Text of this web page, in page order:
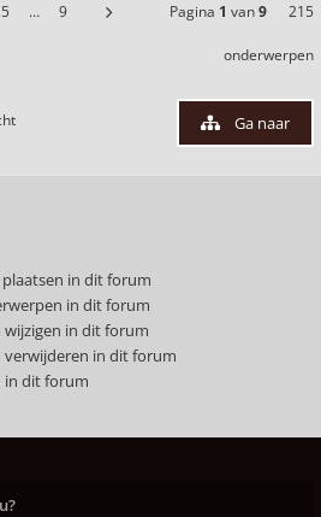
5 … 9 Pagina 1 van9 215
onderwerpen
Ga naar
in dit forum
in dit forum
wijzigen in dit forum
verwijderen in dit forum
in dit forum